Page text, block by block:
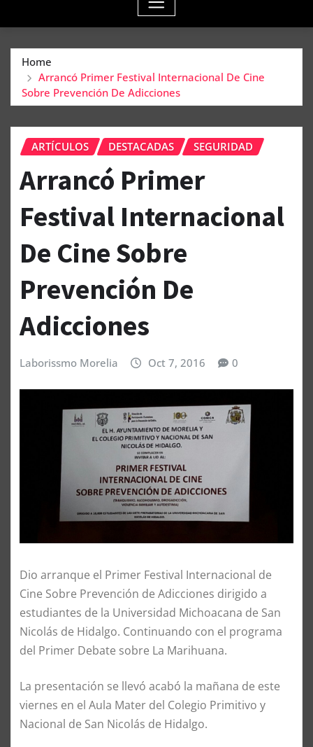
Home
Arrancó Primer Festival Internacional De Cine
Sobre Prevención De Adicciones
ARTÍCULOS DESTACADAS SEGURIDAD
Arrancó Primer
Festival Internacional
De Cine Sobre
Prevención De
Adicciones
Laborissmo Morelia Oct 7, 2016 0
Dio arranque el Primer Festival Internacional de
Cine Sobre Prevención de Adicciones dirigido a
estudiantes de la Universidad Michoacana de San
Nicolás de Hidalgo. Continuando con el programa
del Primer Debate sobre La Marihuana.
La presentación se llevó acabó la mañana de este
viernes en el Aula Mater del Colegio Primitivo y
Nacional de San Nicolás de Hidalgo.